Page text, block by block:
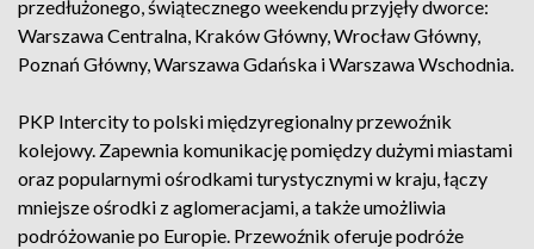
przedłużonego, świątecznego weekendu przyjęły dworce:
Warszawa Centralna, Kraków Główny, Wrocław Główny,
Poznań Główny, Warszawa Gdańska i Warszawa Wschodnia.
PKP Intercity to polski międzyregionalny przewoźnik
kolejowy. Zapewnia komunikację pomiędzy dużymi miastami
oraz popularnymi ośrodkami turystycznymi w kraju, łączy
mniejsze ośrodki z aglomeracjami, a także umożliwia
podróżowanie po Europie. Przewoźnik oferuje podróże